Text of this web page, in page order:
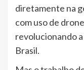
diretamente na
com uso de
revolucionando
Brasil.